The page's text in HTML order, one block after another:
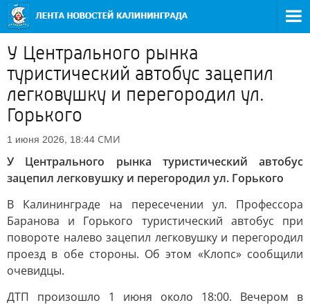
У Центрального рынка
туристический автобус зацепил
легковушку и перегородил ул.
Горького
1 июня 2026, 18:44 СМИ
У Центрального рынка туристический автобус
зацепил легковушку и перегородил ул. Горького
В Калининграде на пересечении ул. Профессора
Баранова и Горького туристический автобус при
повороте налево зацепил легковушку и перегородил
проезд в обе стороны. Об этом «Клопс» сообщили
очевидцы.
ДТП произошло 1 июня около 18:00. Вечером в